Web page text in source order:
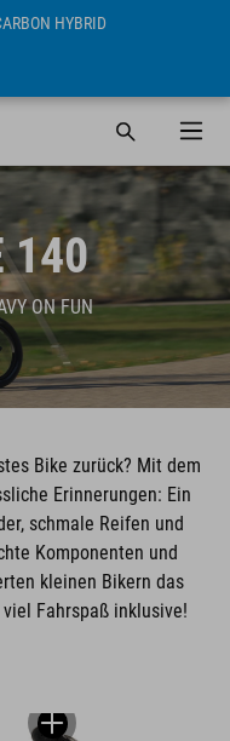
HYBRID
140
ON FUN
Bike zurück? Mit dem
Erinnerungen: Ein
schmale Reifen und
Komponenten und
kleinen Bikern das
Fahrspaß inklusive!